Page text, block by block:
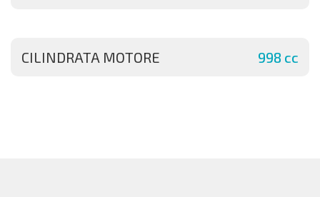
CILINDRATA MOTORE 998 cc